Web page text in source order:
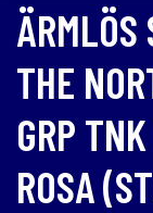
ÄRMLÖS
THE
GRP
ROSA